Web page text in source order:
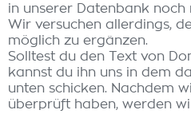
in unserer Datenbank noch
Wir versuchen allerdings,
möglich zu ergänzen.
Solltest du den Text von
kannst du ihn uns in dem
unten schicken. Nachdem
überprüft haben, werden